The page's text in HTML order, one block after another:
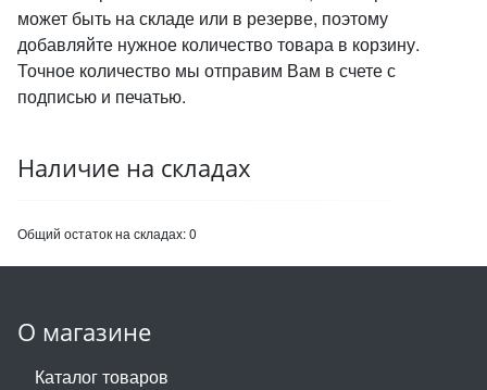
может быть на складе или в резерве, поэтому
добавляйте нужное количество товара в корзину.
Точное количество мы отправим Вам в счете с
подписью и печатью.
Наличие на складах
Общий остаток на складах:0
О магазине
Каталог товаров